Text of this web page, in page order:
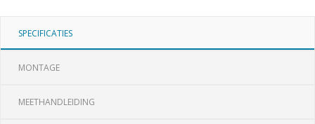
SPECIFICATIES
MONTAGE
MEETHANDLEIDING